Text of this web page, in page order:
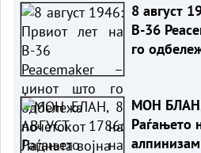
8 август
B-36
го
МОН
Раѓањето